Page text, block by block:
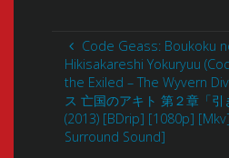
Code Geass: Boukoku
Hikisakareshi Yokuryuu
the Exiled – The Wyvern
ス 亡国のアキト 第２章「
(2013) [BDrip] [1080p]
Surround Sound]